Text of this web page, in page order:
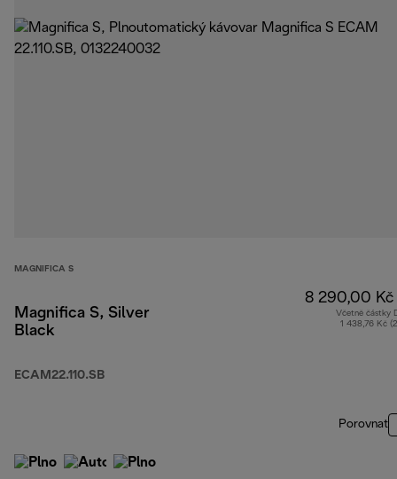
MAGNIFICA S
Magnifica S, Silver
Black
ECAM22.110.SB
8 290,00 Kč
Včetně částky
1 438,76 Kč
Porovnat